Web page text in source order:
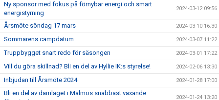
Ny sponsor med fokus på förnybar energi och smart
energistyrning
2024-03-12 09:56
Årsmöte söndag 17 mars 2024-03-10 16:30
Sommarens campdatum 2024-03-07 11:22
Truppbygget snart redo för säsongen 2024-03-01 17:22
Vill du göra skillnad? Bli en del av Hyllie IK:s styrelse! 2024-02-06 13:30
Inbjudan till Årsmöte 2024 2024-01-28 17:00
Bli en del av damlaget i Malmös snabbast växande
2024-01-24 13:20